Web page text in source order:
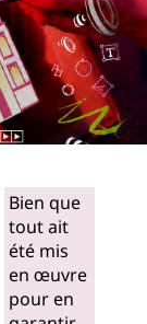
Bien que
tout ait
été mis
en œuvre
pour en